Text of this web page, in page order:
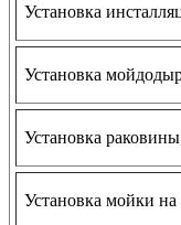
Установка
Установка
Установка
Установка мойки на